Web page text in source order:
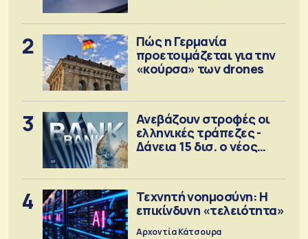
2
Πώς η Γερμανία
προετοιμάζεται για την
«κούρσα» των drones
3
Ανεβάζουν στροφές οι
ελληνικές τράπεζες -
Δάνεια 15 δισ. ο νέος
4
Τεχνητή νοημοσύνη: Η
επικίνδυνη «τελειότητα»
Αρχοντία Κάτσουρα